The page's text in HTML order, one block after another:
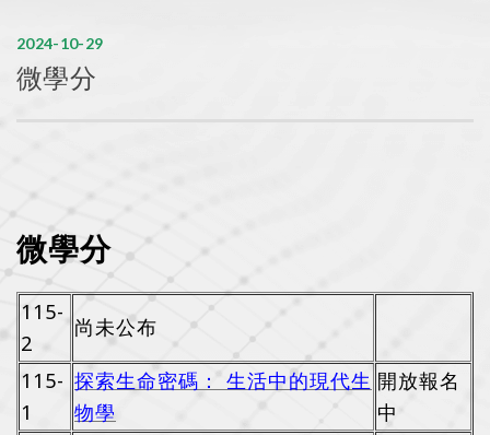
29
10
2024
微學分
微學分
115-
2
尚未公布
115-
1
探索生命密碼： 生活中的現代生
物學
開放報名
中